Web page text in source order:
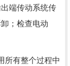
端传动系统传
；检查电动
有整个过程中